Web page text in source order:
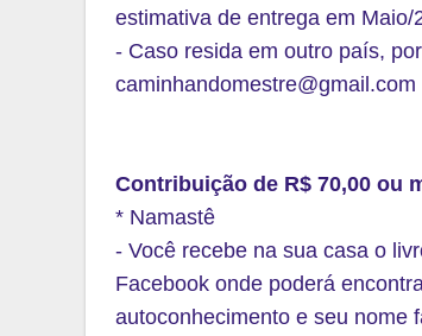
estimativa de entrega em Maio/
- Caso resida em outro país,
caminhandomestre@gmail.com
Contribuição de R$ 70,00 ou
* Namastê
- Você recebe na sua casa o
Facebook onde poderá
autoconhecimento e seu nome